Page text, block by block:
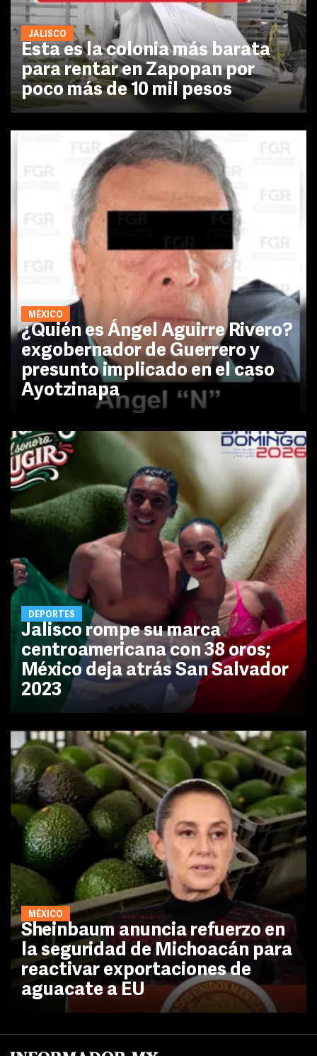
JALISCO
Esta es la colonia más barata
para rentar en Zapopan por
poco más de 10 mil pesos
MÉXICO
¿Quién es Ángel Aguirre Rivero?
exgobernador de Guerrero y
presunto implicado en el caso
Ayotzinapa
DEPORTES
Jalisco rompe su marca
centroamericana con 38 oros;
México deja atrás San Salvador
2023
MÉXICO
Sheinbaum anuncia refuerzo en
la seguridad de Michoacán para
reactivar exportaciones de
aguacate a EU